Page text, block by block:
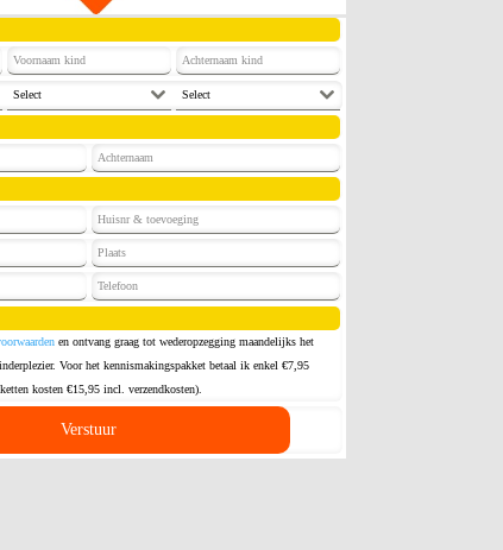
Select Select
en ontvang graag tot wederopzegging maandelijks het
Voor het kennismakingspakket betaal ik enkel €7,95
kosten €15,95 incl. verzendkosten).
Verstuur